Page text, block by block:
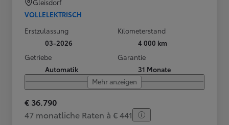
Gleisdorf
VOLLELEKTRISCH
Erstzulassung
03-2026
Kilometerstand
4 000 km
Getriebe
Automatik
Garantie
31 Monate
Mehr anzeigen
€ 36.790
47 monatliche Raten à € 441